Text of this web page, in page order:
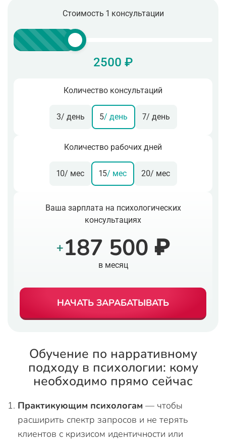
Стоимость 1 консультации
2500 ₽
Количество консультаций
3/ день 5/ день 7/ день
Количество рабочих дней
10/ мес 15/ мес 20/ мес
Ваша зарплата на психологических
консультациях
+187 500 ₽
в месяц
НАЧАТЬ ЗАРАБАТЫВАТЬ
Обучение по нарративному
подходу в психологии: кому
необходимо прямо сейчас
Практикующим психологам — чтобы
расширить спектр запросов и не терять
клиентов с кризисом идентичности или